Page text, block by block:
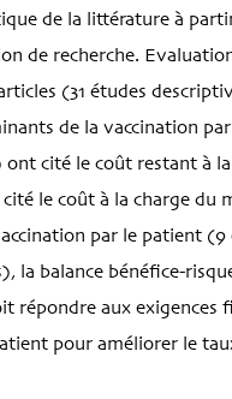
de la littérature à
de recherche.
(31 études
de la vaccination
cité le coût restant à
le coût à la charge du
par le patient
la balance bénéfice-
répondre aux
pour améliorer le